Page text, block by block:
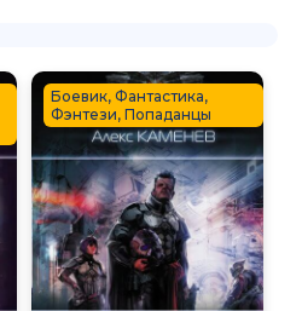
Боевик, Фантастика,
Фэнтези, Попаданцы